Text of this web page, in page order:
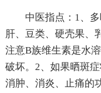
中医指点：1、
肝、豆类、硬壳果、
注意B族维生素是水
破坏。2、如果晒斑
消肿、消炎、止痛的